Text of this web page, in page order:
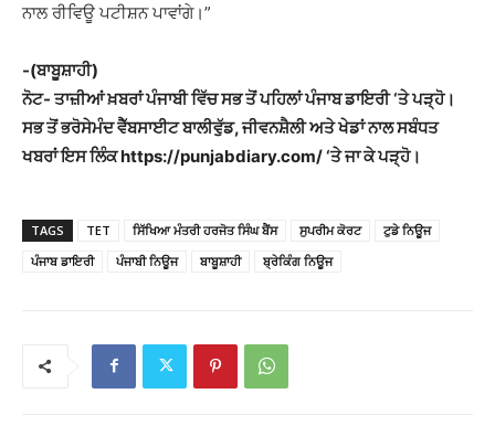
ਨਾਲ ਰੀਵਿਊ ਪਟੀਸ਼ਨ ਪਾਵਾਂਗੇ।”
-(ਬਾਬੂਸ਼ਾਹੀ)
ਨੋਟ- ਤਾਜ਼ੀਆਂ ਖ਼ਬਰਾਂ ਪੰਜਾਬੀ ਵਿੱਚ ਸਭ ਤੋਂ ਪਹਿਲਾਂ ਪੰਜਾਬ ਡਾਇਰੀ ‘ਤੇ ਪੜ੍ਹੋ।
ਸਭ ਤੋਂ ਭਰੋਸੇਮੰਦ ਵੈੱਬਸਾਈਟ ਬਾਲੀਵੁੱਡ, ਜੀਵਨਸ਼ੈਲੀ ਅਤੇ ਖੇਡਾਂ ਨਾਲ ਸਬੰਧਤ
ਖਬਰਾਂ ਇਸ ਲਿੰਕ https://punjabdiary.com/ ‘ਤੇ ਜਾ ਕੇ ਪੜ੍ਹੋ।
TAGS TET ਸਿੱਖਿਆ ਮੰਤਰੀ ਹਰਜੋਤ ਸਿੰਘ ਬੈਂਸ ਸੁਪਰੀਮ ਕੋਰਟ
ਟੁਡੇ ਨਿਊਜ
ਪੰਜਾਬ ਡਾਇਰੀ
ਪੰਜਾਬੀ ਨਿਊਜ ਬਾਬੂਸ਼ਾਹੀ ਬ੍ਰੇਕਿੰਗ ਨਿਊਜ